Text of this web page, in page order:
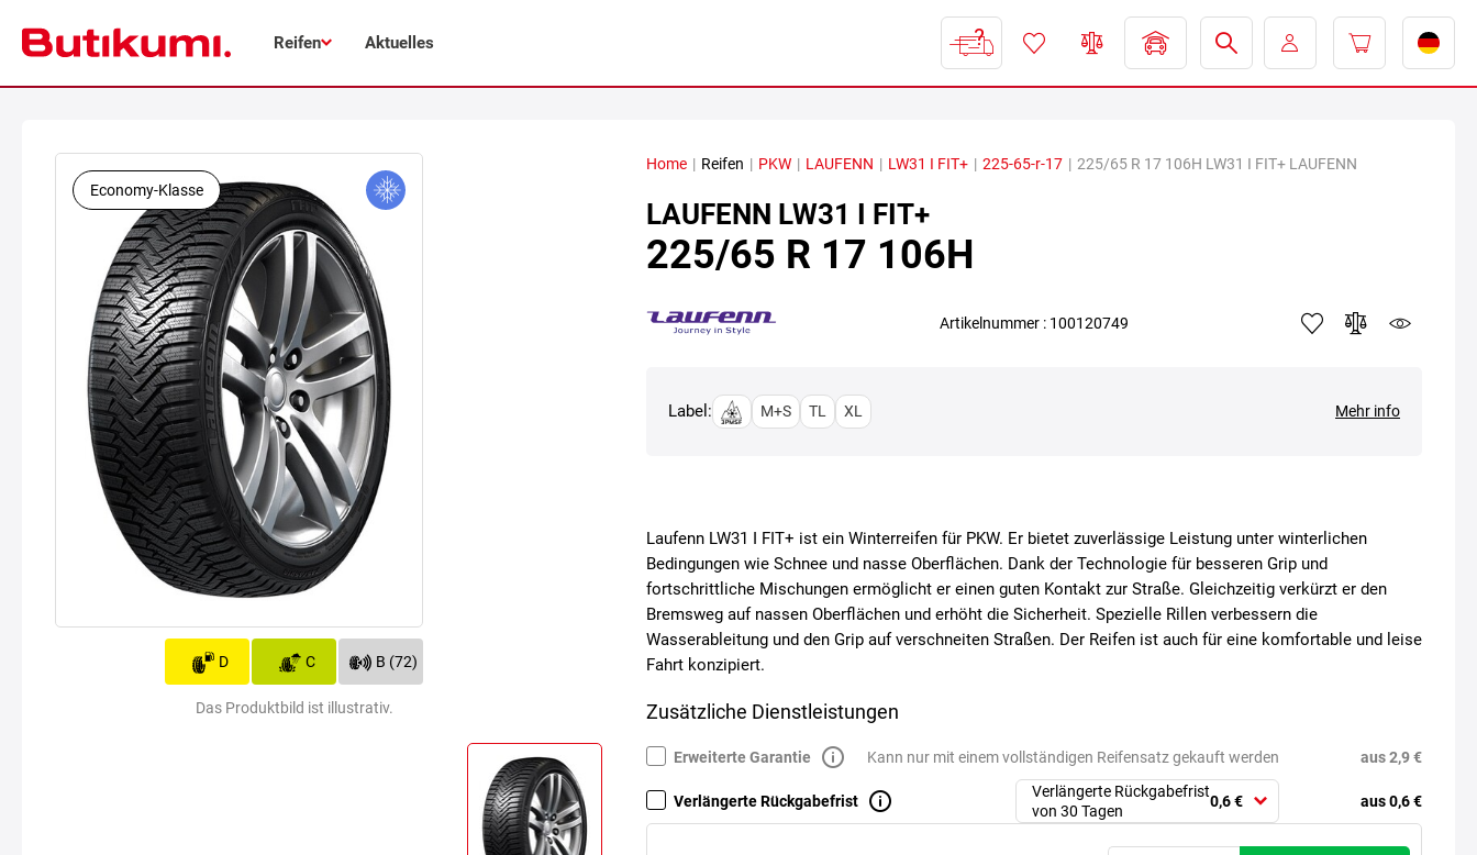
Reifen Aktuelles
Economy-Klasse
D C B (72)
Das Produktbild ist illustrativ.
Home | Reifen | PKW | LAUFENN | LW31 I FIT+ | 225-65-r-17 | 225/65 R 17 106H LW31 I FIT+ LAUFENN
LAUFENN LW31 I FIT+
225/65 R 17 106H
Artikelnummer : 100120749
Label: M+S TL XL Mehr info
Laufenn LW31 I FIT+ ist ein Winterreifen für PKW. Er bietet zuverlässige Leistung unter winterlichen
Bedingungen wie Schnee und nasse Oberflächen. Dank der Technologie für besseren Grip und
fortschrittliche Mischungen ermöglicht er einen guten Kontakt zur Straße. Gleichzeitig verkürzt er den
Bremsweg auf nassen Oberflächen und erhöht die Sicherheit. Spezielle Rillen verbessern die
Wasserableitung und den Grip auf verschneiten Straßen. Der Reifen ist auch für eine komfortable und leise
Fahrt konzipiert.
Zusätzliche Dienstleistungen
Erweiterte Garantie Kann nur mit einem vollständigen Reifensatz gekauft werden aus 2,9 €
Verlängerte Rückgabefrist
Verlängerte Rückgabefrist
von 30 Tagen
0,6 € aus 0,6 €